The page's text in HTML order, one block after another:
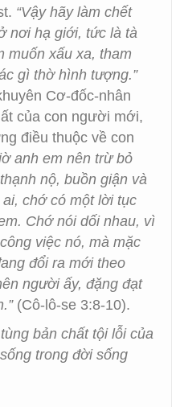
“Vậy hãy làm chết
nơi hạ giới, tức là tà
muốn xấu xa, tham
gì thờ hình tượng.”
Cơ-đốc-nhân
của con người mới,
điều thuộc về con
anh em nên trừ bỏ
nộ, buồn giận và
chớ có một lời tục
Chớ nói dối nhau, vì
việc nó, mà mặc
đổi ra mới theo
người ấy, đặng đạt
(Cô-lô-se 3:8-10).
bản chất tội lỗi của
trong đời sống